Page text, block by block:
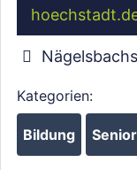
Kategorien:
Bildung